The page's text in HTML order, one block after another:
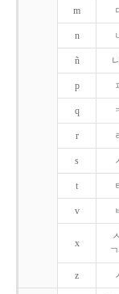
m
n
ñ
p
q
r
s
t
v
x
z